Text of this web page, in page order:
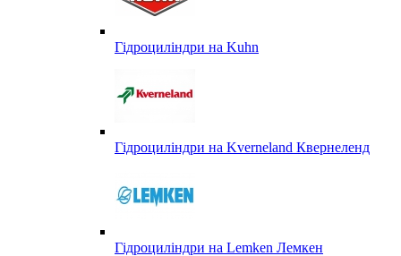
Гідроциліндри на Kuhn
Гідроциліндри на Kverneland Квернеленд
Гідроциліндри на Lemken Лемкен